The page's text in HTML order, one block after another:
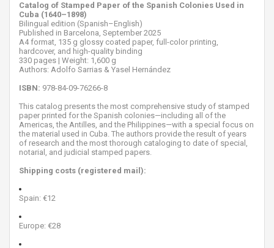
Catalog of Stamped Paper of the Spanish Colonies Used in
Cuba (1640–1898)
Bilingual edition (Spanish–English)
Published in Barcelona, September 2025
A4 format, 135 g glossy coated paper, full-color printing,
hardcover, and high-quality binding
330 pages | Weight: 1,600 g
Authors: Adolfo Sarrias & Yasel Hernández
ISBN: 978-84-09-76266-8
This catalog presents the most comprehensive study of stamped
paper printed for the Spanish colonies—including all of the
Americas, the Antilles, and the Philippines—with a special focus on
the material used in Cuba. The authors provide the result of years
of research and the most thorough cataloging to date of special,
notarial, and judicial stamped papers.
Shipping costs (registered mail):
Spain: €12
Europe: €28